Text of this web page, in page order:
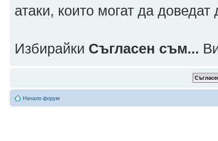
атаки, които могат да
Избирайки Съгласен съм...
Начало форум